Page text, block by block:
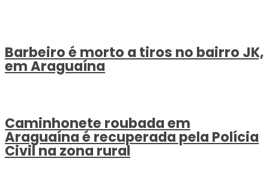
Barbeiro é morto a tiros no bairro JK,
em Araguaína
Caminhonete roubada em
Araguaína é recuperada pela Polícia
Civil na zona rural